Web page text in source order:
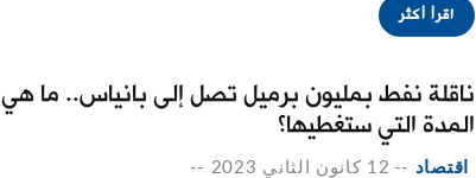
اقرأ أكثر
ناقلة نفط بمليون برميل تصل إلى بانياس.. ما هي
المدة التي ستغطيها؟
اقتصاد -- 12 كانون الثاني 2023 --